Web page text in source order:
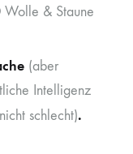
Wolle & Staune
(aber
Intelligenz
schlecht).